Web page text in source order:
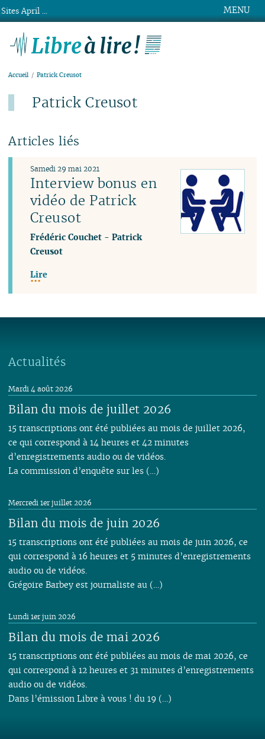
MENU
Accueil Patrick Creusot
Patrick Creusot
Articles liés
Interview bonus en
vidéo de Patrick
Creusot
Samedi 29 mai 2021
Frédéric Couchet -Patrick
Creusot
Lire
Actualités
Bilan du mois de juillet 2026
Mardi 4 août 2026
15 transcriptions ont été publiées au mois de juillet 2026,
ce qui correspond à 14 heures et 42 minutes
d’enregistrements audio ou de vidéos.
La commission d’enquête sur les (…)
Bilan du mois de juin 2026
Mercredi 1er juillet 2026
15 transcriptions ont été publiées au mois de juin 2026, ce
qui correspond à 16 heures et 5 minutes d’enregistrements
audio ou de vidéos.
Grégoire Barbey est journaliste au (…)
Bilan du mois de mai 2026
Lundi 1er juin 2026
15 transcriptions ont été publiées au mois de mai 2026, ce
qui correspond à 12 heures et 31 minutes d’enregistrements
audio ou de vidéos.
Dans l’émission Libre à vous ! du 19 (…)
Sites April ...